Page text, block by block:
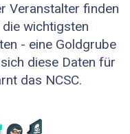
Veranstalter finden
wichtigsten
- eine Goldgrube
diese Daten für
das NCSC.